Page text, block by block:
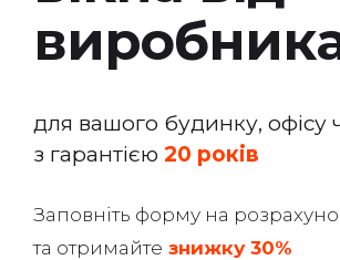
для вашого будинку, офісу
з гарантією 20 років
Заповнiть форму на
та отримайте знижку 30%